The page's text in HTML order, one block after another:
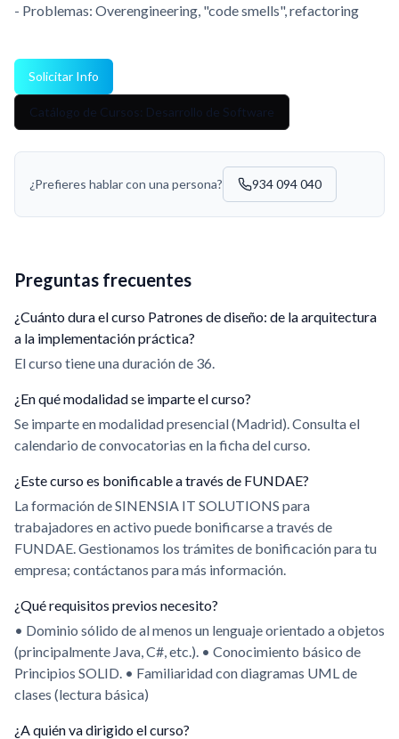
- Problemas: Overengineering, "code smells", refactoring
Solicitar Info
Catálogo de Cursos: Desarrollo de Software
¿Prefieres hablar con una persona? 934 094 040
Preguntas frecuentes
¿Cuánto dura el curso Patrones de diseño: de la arquitectura
a la implementación práctica?
El curso tiene una duración de 36.
¿En qué modalidad se imparte el curso?
Se imparte en modalidad presencial (Madrid). Consulta el
calendario de convocatorias en la ficha del curso.
¿Este curso es bonificable a través de FUNDAE?
La formación de SINENSIA IT SOLUTIONS para
trabajadores en activo puede bonificarse a través de
FUNDAE. Gestionamos los trámites de bonificación para tu
empresa; contáctanos para más información.
¿Qué requisitos previos necesito?
• Dominio sólido de al menos un lenguaje orientado a objetos
(principalmente Java, C#, etc.). • Conocimiento básico de
Principios SOLID. • Familiaridad con diagramas UML de
clases (lectura básica)
¿A quién va dirigido el curso?